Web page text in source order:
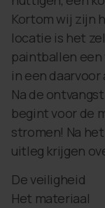
Kortom wij zijn
locatie is het
paintballen
in een
Na de
begint voor de
stromen! Na
uitleg krijgen
De veiligheid
Het materiaal